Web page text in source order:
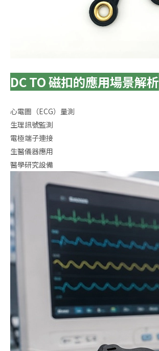
DC TO 磁扣的應用場景解析
心電圖（ECG）量測
生理訊號監測
電極端子連接
生醫儀器應用
醫學研究設備